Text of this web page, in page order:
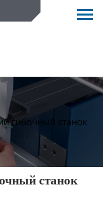
гибочный станок
станок